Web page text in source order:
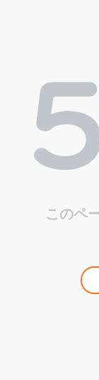
このペ